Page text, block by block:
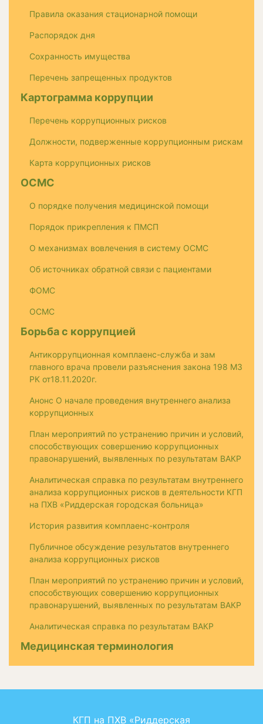
Правила оказания стационарной помощи
Распорядок дня
Сохранность имущества
Перечень запрещенных продуктов
Картограмма коррупции
Перечень коррупционных рисков
Должности, подверженные коррупционным рискам
Карта коррупционных рисков
ОСМС
О порядке получения медицинской помощи
Порядок прикрепления к ПМСП
О механизмах вовлечения в систему ОСМС
Об источниках обратной связи с пациентами
ФОМС
ОСМС
Борьба с коррупцией
Антикоррупционная комплаенс-служба и зам
главного врача провели разъяснения закона 198 МЗ
РК от18.11.2020г.
Анонс О начале проведения внутреннего анализа
коррупционных
План мероприятий по устранению причин и условий,
способствующих совершению коррупционных
правонарушений, выявленных по результатам ВАКР
Аналитическая справка по результатам внутреннего
анализа коррупционных рисков в деятельности КГП
на ПХВ «Риддерская городская больница»
История развития комплаенс-контроля
Публичное обсуждение результатов внутреннего
анализа коррупционных рисков
План мероприятий по устранению причин и условий,
способствующих совершению коррупционных
правонарушений, выявленных по результатам ВАКР
Аналитическая справка по результатам ВАКР
Медицинская терминология
КГП на ПХВ «Риддерская